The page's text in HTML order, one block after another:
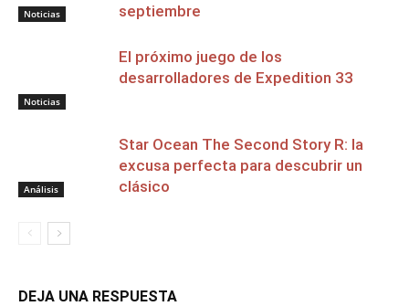
Noticias
septiembre
Noticias
El próximo juego de los
desarrolladores de Expedition 33
Análisis
Star Ocean The Second Story R: la
excusa perfecta para descubrir un
clásico
DEJA UNA RESPUESTA